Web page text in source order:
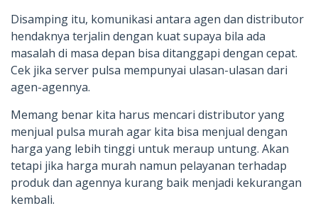
Disamping itu, komunikasi antara agen dan distributor
hendaknya terjalin dengan kuat supaya bila ada
masalah di masa depan bisa ditanggapi dengan cepat.
Cek jika server pulsa mempunyai ulasan-ulasan dari
agen-agennya.
Memang benar kita harus mencari distributor yang
menjual pulsa murah agar kita bisa menjual dengan
harga yang lebih tinggi untuk meraup untung. Akan
tetapi jika harga murah namun pelayanan terhadap
produk dan agennya kurang baik menjadi kekurangan
kembali.